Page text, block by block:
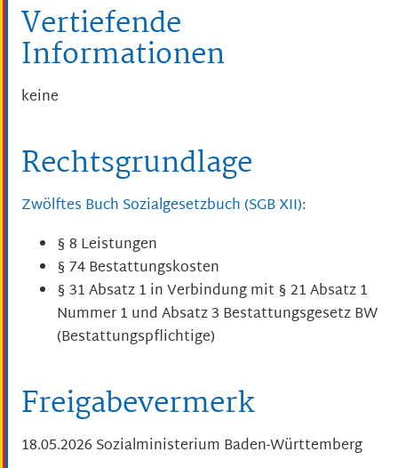
Vertiefende
Informationen
keine
Rechtsgrundlage
Zwölftes Buch Sozialgesetzbuch (SGB XII):
§ 8 Leistungen
§ 74 Bestattungskosten
§ 31 Absatz 1 in Verbindung mit § 21 Absatz 1
Nummer 1 und Absatz 3 Bestattungsgesetz BW
(Bestattungspflichtige)
Freigabevermerk
18.05.2026 Sozialministerium Baden-Württemberg